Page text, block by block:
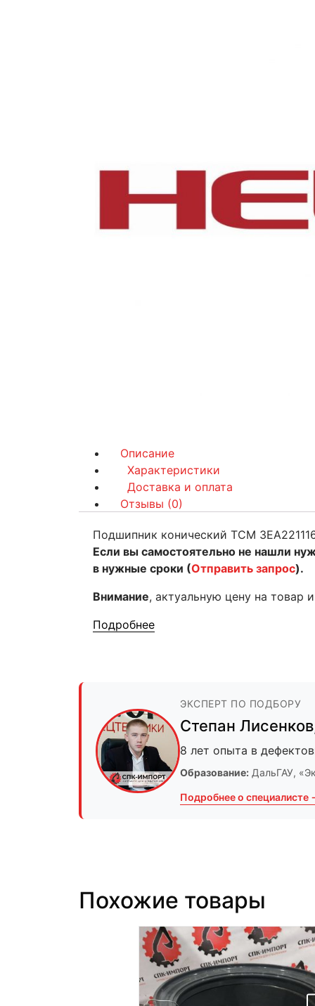
Описание
Характеристики
Доставка и оплата
Отзывы (0)
Подшипник конический TCM
Если вы самостоятельно не нашли
в нужные сроки (Отправить запрос).
Внимание, актуальную цену на товар
Подробнее
ЭКСПЕРТ ПО ПОДБОРУ
Степан Лисенков
8 лет опыта в
Образование: ДальГАУ,
Подробнее о специалисте
Похожие товары